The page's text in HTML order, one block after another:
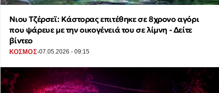
Νιου Τζέρσεϊ: Κάστορας επιτέθηκε σε 8χρονο αγόρι
που ψάρευε με την οικογένειά του σε λίμνη - Δείτε
βίντεο
ΚΟΣΜΟΣ·07.05.2026 - 09:15